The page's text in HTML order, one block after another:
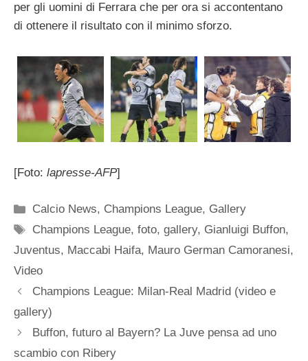
per gli uomini di Ferrara che per ora si accontentano
di ottenere il risultato con il minimo sforzo.
[Foto: lapresse-AFP]
Categorie
Calcio News, Champions League, Gallery
Tag
Champions League,foto,gallery, Gianluigi Buffon,
Juventus, Maccabi Haifa, Mauro German Camoranesi,
Video
Champions League: Milan-Real Madrid (video e
gallery)
Buffon, futuro al Bayern? La Juve pensa ad uno
scambio con Ribery